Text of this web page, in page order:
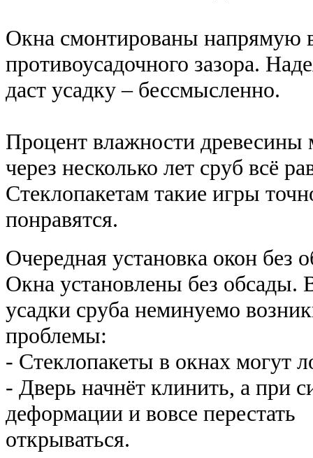
Окна смонтированы напрямую
противоусадочного зазора.
даст усадку – бессмысленно.
Процент влажности древесины
через несколько лет сруб всё
Стеклопакетам такие игры
понравятся.
Очередная установка окон без
Окна установлены без обсады.
усадки сруба неминуемо
проблемы:
- Стеклопакеты в окнах могут
- Дверь начнёт клинить, а при
деформации и вовсе перестать
открываться.